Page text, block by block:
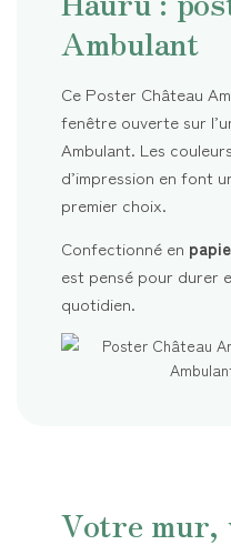
Ambulant
Ce Poster Château
fenêtre ouverte sur
Ambulant. Les
d’impression en font
premier choix.
Confectionné en
est pensé pour durer
quotidien.
Votre mur,